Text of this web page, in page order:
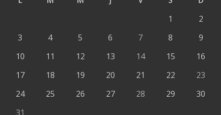
1
2
3
4 5 6 7 8
9
10
11 12 13 14 15
16
17
18 19 20 21 22
23
24
25 26 27 28 29
30
31